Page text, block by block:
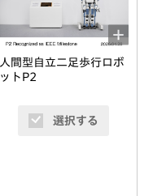
人間型自立二足歩行ロボ
ットP2
選択する